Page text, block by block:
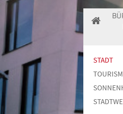
STADT